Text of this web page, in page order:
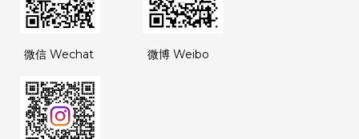
微信 Wechat 微博 Weibo